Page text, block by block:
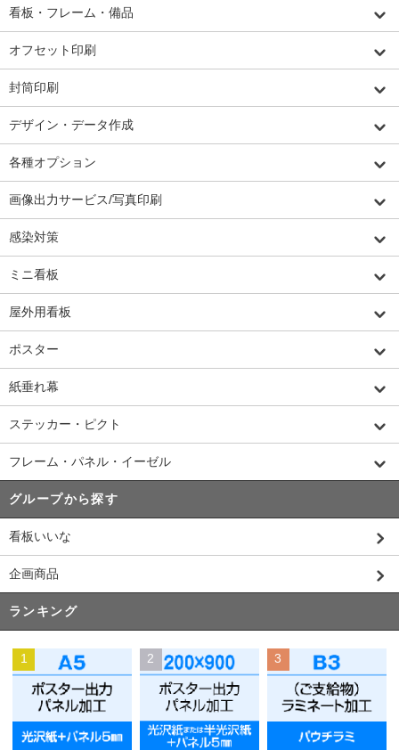
看板・フレーム・備品
オフセット印刷
封筒印刷
デザイン・データ作成
各種オプション
画像出力サービス/写真印刷
感染対策
ミニ看板
屋外用看板
ポスター
紙垂れ幕
ステッカー・ピクト
フレーム・パネル・イーゼル
グループから探す
看板いいな
企画商品
ランキング
1 2 3